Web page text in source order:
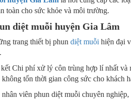
toàn cho sức khỏe và môi trường.
diệt muỗi huyện Gia Lâm
trang thiết bị phun diệt muỗi hiện đại
Chi phí xử lý côn trùng hợp lí nhất và
tốn thời gian công sức cho khách
viên phun diệt muỗi chuyên